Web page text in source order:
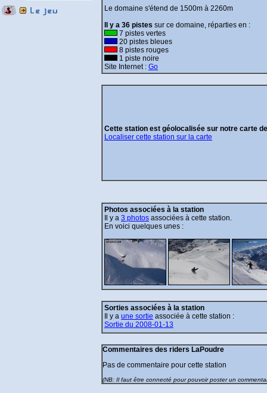
Le domaine s'étend de 1500m à 2260m
Il y a 36 pistes sur ce domaine, réparties en :
7 pistes vertes
20 pistes bleues
8 pistes rouges
1 piste noire
Site Internet : Go
Cette station est géolocalisée sur notre carte
Localiser cette station sur la carte
Photos associées à la station
Il y a 3 photos associées à cette station.
En voici quelques unes :
Sorties associées à la station
Il y a une sortie associée à cette station :
Sortie du 2008-01-13
Commentaires des riders LaPoudre
Pas de commentaire pour cette station
(NB: Il faut être connecté pour pouvoir poster un